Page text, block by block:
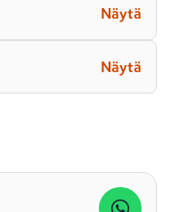
Näytä
Näytä